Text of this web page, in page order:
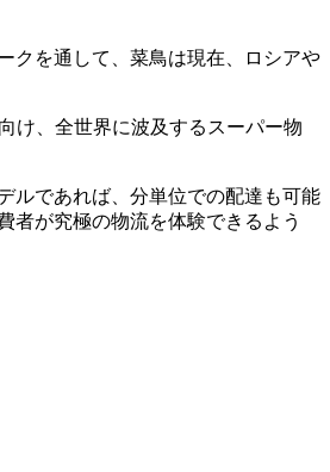
クを通して、菜鳥は現在、ロシアや
け、全世界に波及するスーパー物
ルであれば、分単位での配達も可能
者が究極の物流を体験できるよう